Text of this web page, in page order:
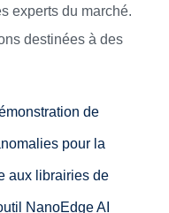
experts du marché.
destinées à des
de
pour la
aux librairies de
NanoEdge AI